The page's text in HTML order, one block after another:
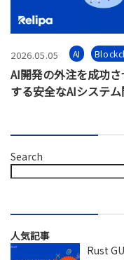
2026.05.05 AI
AI開発の外注を成功
する安全なAIシステ
Search
人気記事
Rust